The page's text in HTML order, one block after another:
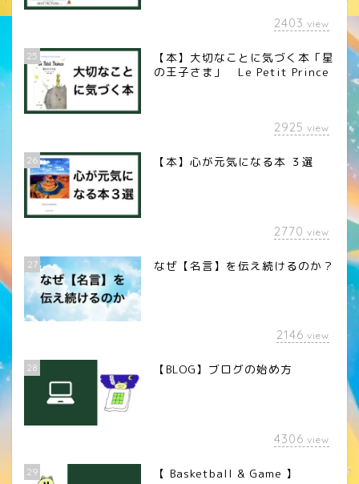
2403 view
25
【本】大切なことに気づく本「星
の王子さま」 Le Petit Prince
2925 view
26 【本】心が元気になる本 ３選
2770 view
27 なぜ【名言】を伝え続けるのか？
2146 view
28 【BLOG】ブログの始め方
4306 view
29 【 Basketball & Game 】